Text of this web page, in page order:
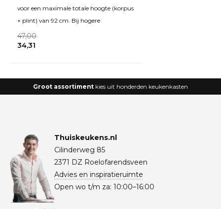
voor een maximale totale hoogte (korpus
+ plint) van 92 cm. Bij hogere
47,00
34,31
Groot assortiment kies uit honderden keukenkasten
Thuiskeukens.nl
Cilinderweg 85
2371 DZ Roelofarendsveen
Advies en inspiratieruimte
Open wo t/m za: 10:00–16:00